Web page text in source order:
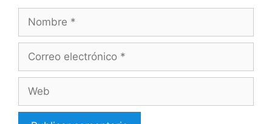
Nombre
Correo
Web